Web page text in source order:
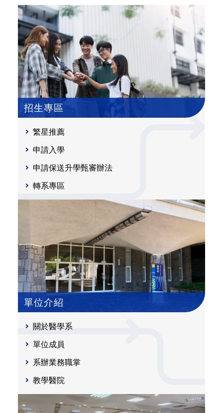
招生專區
繁星推薦
申請入學
申請保送升學甄審辦法
轉系專區
單位介紹
關於醫學系
單位成員
系辦業務職掌
教學醫院